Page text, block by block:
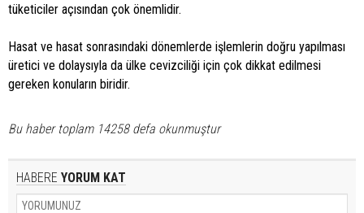
tüketiciler açısından çok önemlidir.
Hasat ve hasat sonrasındaki dönemlerde işlemlerin doğru yapılması
üretici ve dolaysıyla da ülke cevizciliği için çok dikkat edilmesi
gereken konuların biridir.
Bu haber toplam 14258 defa okunmuştur
HABERE YORUM KAT